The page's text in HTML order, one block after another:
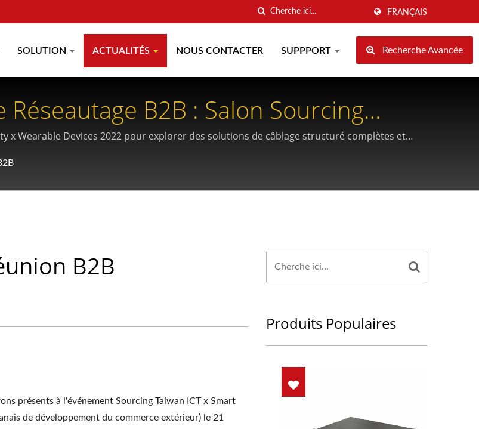
FRANÇAIS
SOLUTION ACTUALITÉS NOUS CONTACTER SUPPPORT Recherche Avancée
Réseautage B2B : Salon Sourcing
x Wearable Devices 2022 pour explorer des solutions de câblage structuré complètes et
B2B
présents à l'événement Sourcing Taiwan ICT x Smart
de développement du commerce extérieur) le 21
Produits Populaires